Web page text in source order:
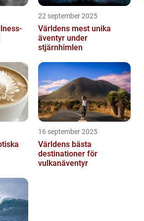
22 september 2025
Världens mest unika
äventyr under
stjärnhimlen
16 september 2025
Världens bästa
destinationer för
vulkanäventyr